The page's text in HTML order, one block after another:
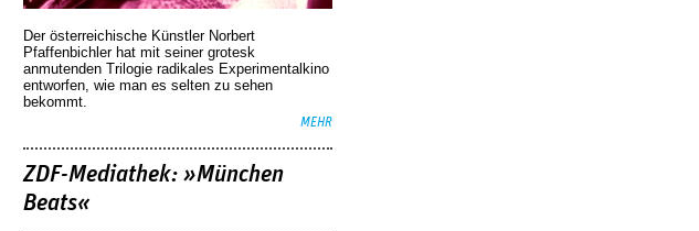
Der österreichische Künstler Norbert
Pfaffenbichler hat mit seiner grotesk
anmutenden Trilogie radikales Experimentalkino
entworfen, wie man es selten zu sehen
bekommt.
MEHR
ZDF-Mediathek: »München
Beats«